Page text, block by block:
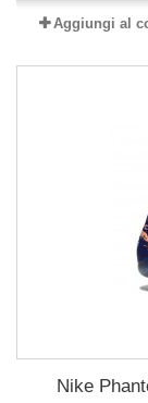
Aggiungi al
Nike